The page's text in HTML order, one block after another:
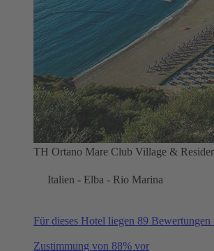
TH Ortano Mare Club Village &
Italien - Elba - Rio Marina
Für dieses Hotel liegen 89 Bewertungen
Zustimmung von 88% vor